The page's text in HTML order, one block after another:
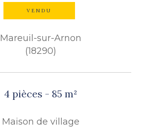
VENDU
Mareuil-sur-Arnon
(18290)
4 pièces - 85 m²
Maison de village